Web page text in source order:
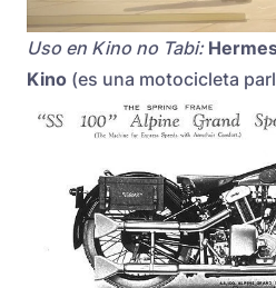
Uso en Kino no Tabi:
Kino (es una motocicleta